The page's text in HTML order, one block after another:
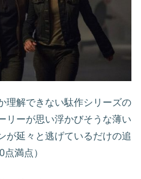
理解できない駄作シリーズの
リーが思い浮かびそうな薄い
が延々と逃げているだけの追
満点）